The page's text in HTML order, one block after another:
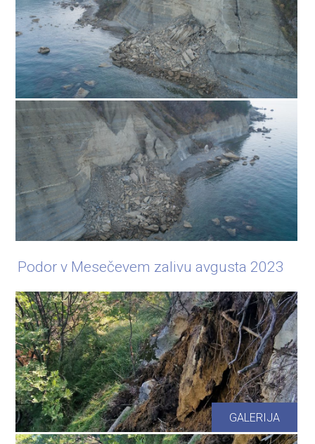
Podor v Mesečevem zalivu avgusta 2023
GALERIJA